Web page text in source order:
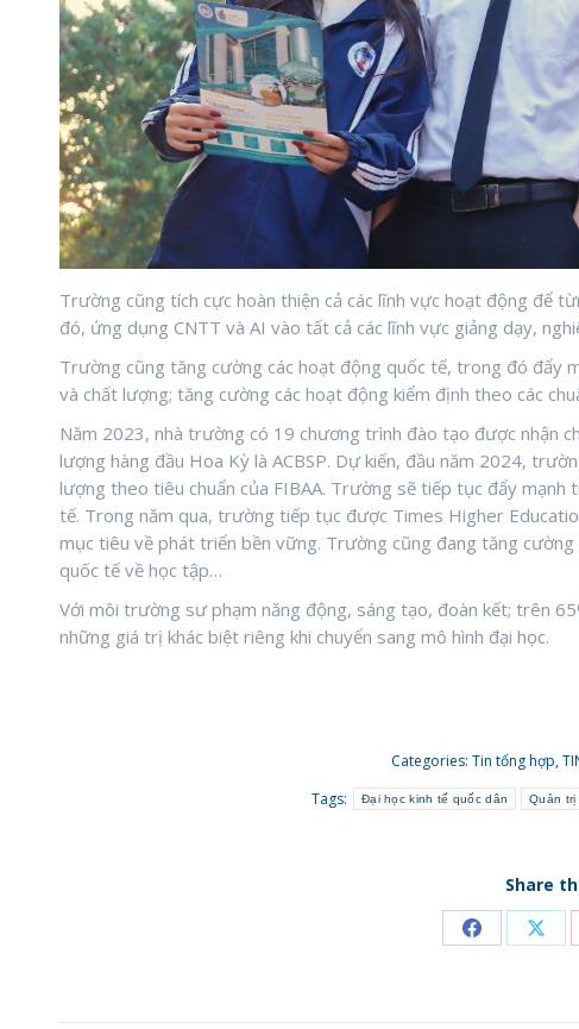
Trường cũng tích cực hoàn thiện cả các lĩnh vực hoạt động để
đó, ứng dụng CNTT và AI vào tất cả các lĩnh vực giảng dạy,
Trường cũng tăng cường các hoạt động quốc tế, trong đó đẩy
và chất lượng; tăng cường các hoạt động kiểm định theo các
Năm 2023, nhà trường có 19 chương trình đào tạo được nhận
lượng hàng đầu Hoa Kỳ là ACBSP. Dự kiến, đầu năm 2024,
lượng theo tiêu chuẩn của FIBAA. Trường sẽ tiếp tục đẩy
tế. Trong năm qua, trường tiếp tục được Times Higher
mục tiêu về phát triển bền vững. Trường cũng đang tăng
quốc tế về học tập…
Với môi trường sư phạm năng động, sáng tạo, đoàn kết; trên
những giá trị khác biệt riêng khi chuyển sang mô hình đại học.
Categories: Tin tổng hợp,
Tags:
Đại học kinh tế quốc dân Quản trị
Share
Share
Facebook
X